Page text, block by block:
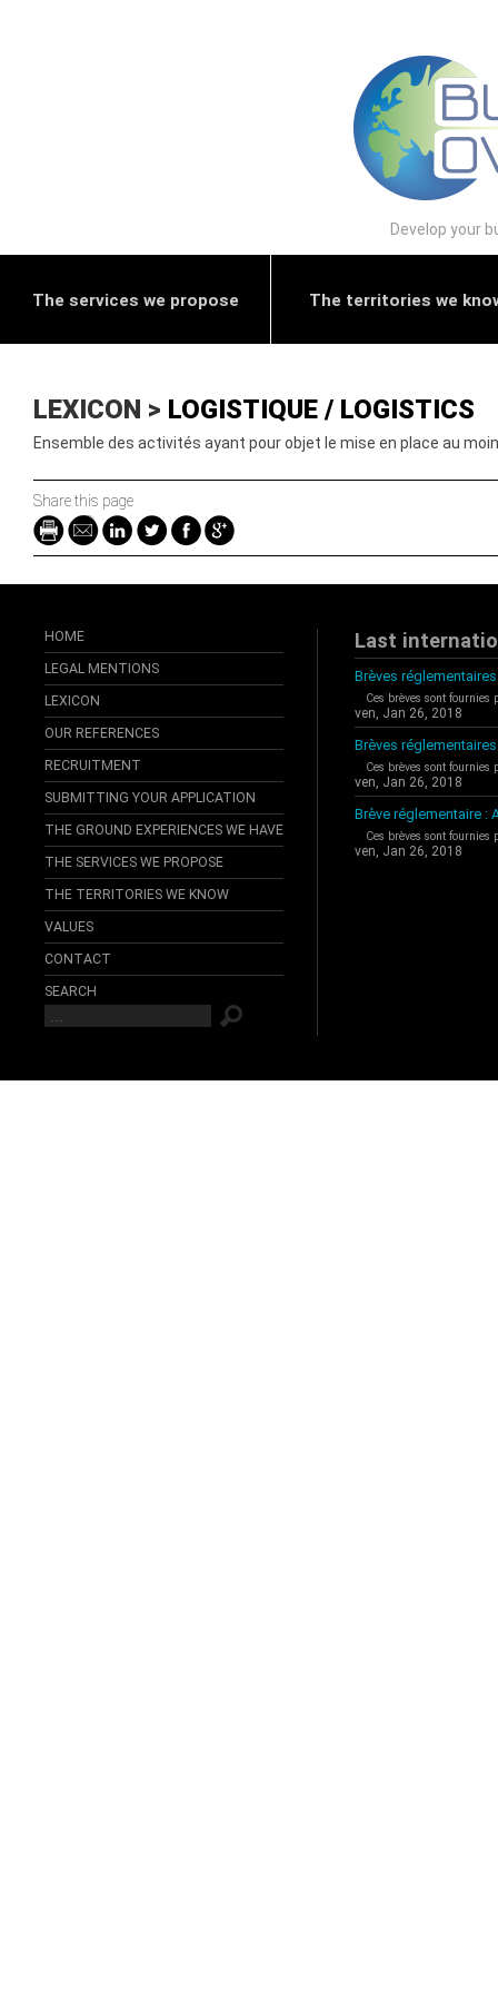
Develop your
The services we propose The territories we
LEXICON > LOGISTIQUE / LOGISTICS
Ensemble des activités ayant pour objet le mise en place au
Share this page
HOME
LEGAL MENTIONS
LEXICON
OUR REFERENCES
RECRUITMENT
SUBMITTING YOUR APPLICATION
THE GROUND EXPERIENCES WE HAVE
THE SERVICES WE PROPOSE
THE TERRITORIES WE KNOW
VALUES
CONTACT
SEARCH
Last
Brèves réglementaires
Ces brèves sont fournies
ven, Jan 26, 2018
Brèves
Ces brèves sont fournies
ven, Jan 26, 2018
Brève réglementaire :
Ces brèves sont fournies
ven, Jan 26, 2018